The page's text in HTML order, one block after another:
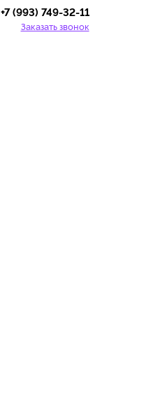
+7 (993) 749-32-11
Заказать звонок